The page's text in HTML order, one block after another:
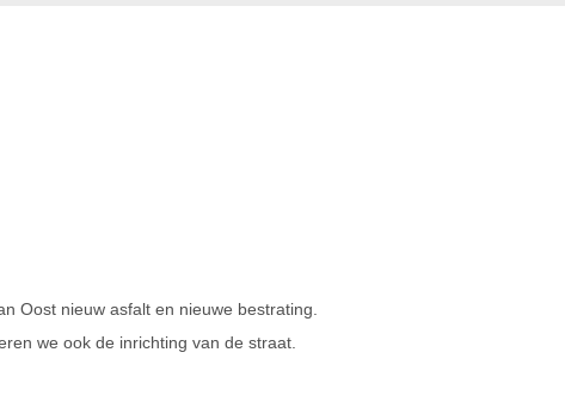
Oost nieuw asfalt en nieuwe bestrating.
we ook de inrichting van de straat.